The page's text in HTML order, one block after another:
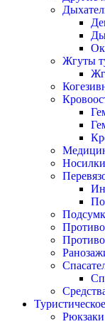
Жгуты
Носилки
Рюкзаки